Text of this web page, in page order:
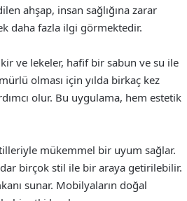
ahşap, insan sağlığına zarar
daha fazla ilgi görmektedir.
ve lekeler, hafif bir sabun ve su ile
olması için yılda birkaç kez
olur. Bu uygulama, hem estetik
mükemmel bir uyum sağlar.
birçok stil ile bir araya getirilebilir.
sunar. Mobilyaların doğal